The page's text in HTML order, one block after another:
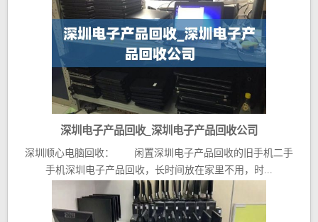
深圳电子产品回收_深圳电子产品回收公司
深圳顺心电脑回收： 闲置深圳电子产品回收的旧手机二手
手机深圳电子产品回收，长时间放在家里不用，时...